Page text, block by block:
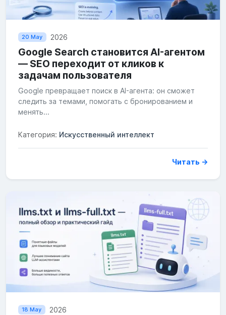
20 May 2026
Google Search становится AI-агентом
— SEO переходит от кликов к
задачам пользователя
Google превращает поиск в AI-агента: он сможет
следить за темами, помогать с бронированием и
менять...
Категория: Искусственный интеллект
Читать →
18 May 2026